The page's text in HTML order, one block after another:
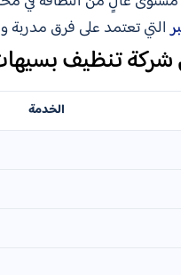
التي تعتمد على فرق مدربة
شركة تنظيف
الخدمة